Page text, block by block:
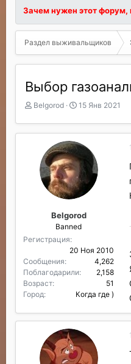
Зачем нужен этот форум,
Раздел выживальщиков
Выбор
А
т
Belgorod
Д
т
н
а
ч
а
л
15 Янв 2021
Belgorod
Banned
Регистрация
20 Ноя 2010
Сообщения
4,262
Поблагодарили
2,158
Возраст
51
Город
Когда где )